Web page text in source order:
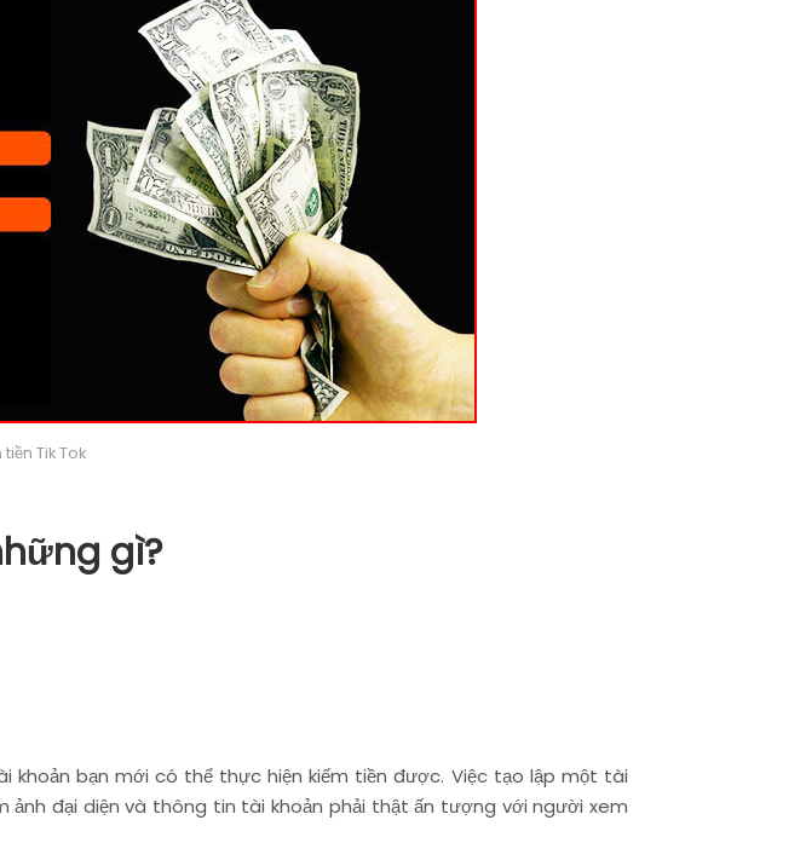
Tik Tok
gì?
khoản bạn mới có thể thực hiện kiếm tiền được. Việc tạo lập một tài
ảnh đại diện và thông tin tài khoản phải thật ấn tượng với người xem